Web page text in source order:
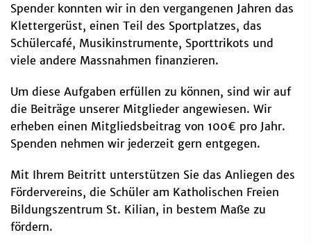
Spender konnten wir in den vergangenen Jahren das
Klettergerüst, einen Teil des Sportplatzes, das
Schülercafé, Musikinstrumente, Sporttrikots und
viele andere Massnahmen finanzieren.
Um diese Aufgaben erfüllen zu können, sind wir auf
die Beiträge unserer Mitglieder angewiesen. Wir
erheben einen Mitgliedsbeitrag von 100€ pro Jahr.
Spenden nehmen wir jederzeit gern entgegen.
Mit Ihrem Beitritt unterstützen Sie das Anliegen des
Fördervereins, die Schüler am Katholischen Freien
Bildungszentrum St. Kilian, in bestem Maße zu
fördern.